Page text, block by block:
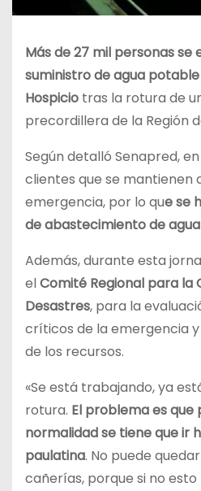
Más de 27 mil personas se
suministro de agua
Hospicio tras la rotura de
precordillera de la Región
Según detalló Senapred,
clientes que se mantienen
emergencia, por lo que se
de abastecimiento de
Además, durante esta
elComité Regional para la
Desastres, para la
críticos de la emergencia
de los recursos.
«Se está trabajando, ya
rotura. El problema es que
normalidad se tiene que ir
paulatina. No puede
cañerías, porque si no